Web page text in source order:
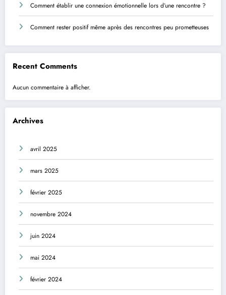
Comment établir une connexion émotionnelle lors d’une rencontre ?
Comment rester positif même après des rencontres peu prometteuses
Recent Comments
Aucun commentaire à afficher.
Archives
avril 2025
mars 2025
février 2025
novembre 2024
juin 2024
mai 2024
février 2024